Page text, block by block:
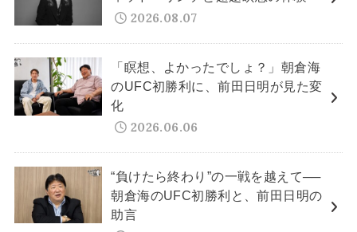
2026.08.07
「瞑想、よかったでしょ？」朝倉海
のUFC初勝利に、前田日明が見た変
化
2026.06.06
“負けたら終わり”の一戦を越えて──
朝倉海のUFC初勝利と、前田日明の
助言